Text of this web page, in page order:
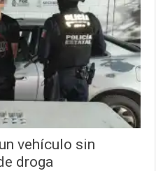
vehículo sin
droga